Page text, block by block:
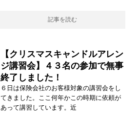
記事を読む
【クリスマスキャンドルアレン
ジ講習会】４３名の参加で無事
終了しました！
６日は保険会社のお客様対象の講習会をし
てきました。ここ何年かこの時期に依頼が
あって講習しています。近